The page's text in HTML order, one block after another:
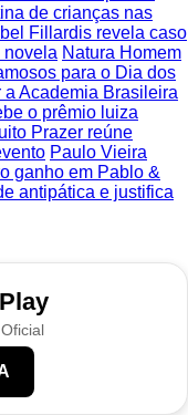
de crianças nas
Fillardis revela caso
novela Natura Homem
para o Dia dos
Academia Brasileira
o prêmio luiza
Prazer reúne
Paulo Vieira
ganho em Pablo &
antipática e justifica